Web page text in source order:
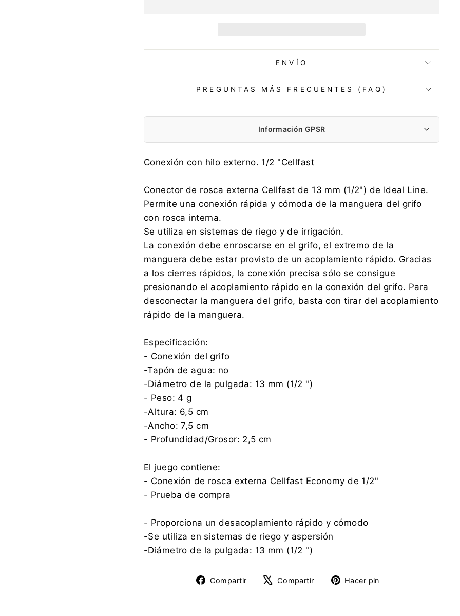
ENVÍO
PREGUNTAS MÁS FRECUENTES (FAQ)
Información GPSR
Fabricante:
Cell-fast Sp. z o.o.
Grabskiego 31, 37-450 Stalowa Wola
0048 13 43 210 31
Importador:
Cell-fast Sp. z o.o.
product@cellfast.com.pl
0048 13 43 210 31
Conexión con hilo externo. 1/2 "Cellfast
Conector de rosca externa Cellfast de 13 mm (1/2") de Ideal Line.
Permite una conexión rápida y cómoda de la manguera del grifo
con rosca interna.
Se utiliza en sistemas de riego y de irrigación.
La conexión debe enroscarse en el grifo, el extremo de la
manguera debe estar provisto de un acoplamiento rápido. Gracias
a los cierres rápidos, la conexión precisa sólo se consigue
presionando el acoplamiento rápido en la conexión del grifo. Para
desconectar la manguera del grifo, basta con tirar del acoplamiento
rápido de la manguera.
Especificación:
- Conexión del grifo
-Tapón de agua: no
-Diámetro de la pulgada: 13 mm (1/2 ")
- Peso: 4 g
-Altura: 6,5 cm
-Ancho: 7,5 cm
- Profundidad/Grosor: 2,5 cm
El juego contiene:
- Conexión de rosca externa Cellfast Economy de 1/2"
- Prueba de compra
- Proporciona un desacoplamiento rápido y cómodo
-Se utiliza en sistemas de riego y aspersión
-Diámetro de la pulgada: 13 mm (1/2 ")
Compartir
Compartir
Compartir
TuitearHacer pin